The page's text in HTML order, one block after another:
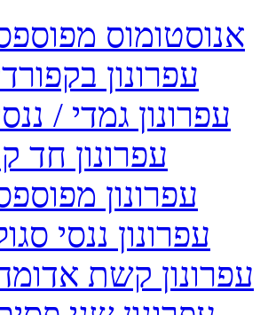
אנוסטומוס
עפרונון
עפרונון גמדי /
עפרונון חד
עפרונון
עפרונון ננסי
עפרונון קשת